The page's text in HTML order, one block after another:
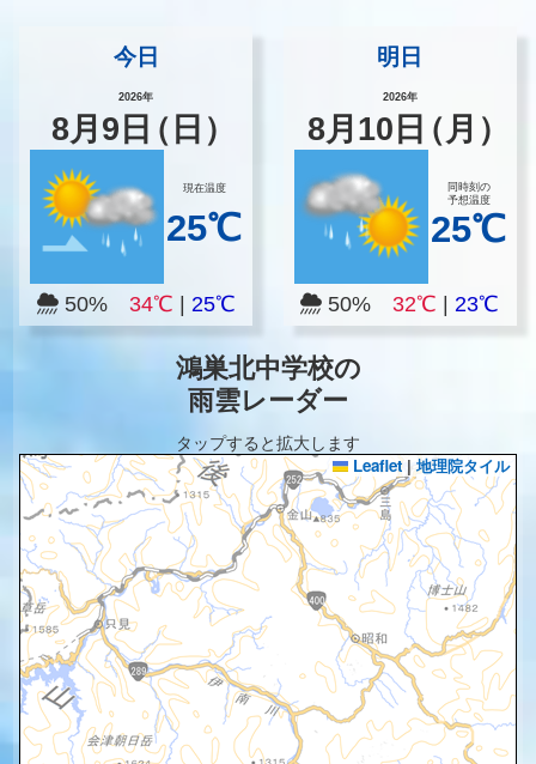
今日
2026年
8月 9 日（日）
現在温度
25℃
50% 34℃ 25℃
明日
2026年
8月 10 日（月）
同時刻の
予想温度
25℃
50% 32℃ |23℃
鴻巣北中学校の
雨雲レーダー
タップすると拡大します
Leaflet | 地理院タイル